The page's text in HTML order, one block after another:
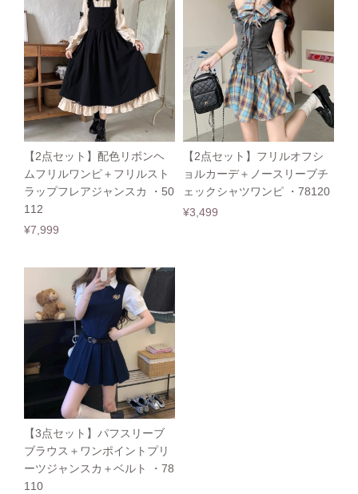
【2点セット】配色リボンヘ
ムフリルワンピ＋フリルスト
ラップフレアジャンスカ ・50
112
¥7,999
【2点セット】フリルオフシ
ョルカーデ＋ノースリーブチ
ェックシャツワンピ ・78120
¥3,499
【3点セット】パフスリーブ
ブラウス＋ワンポイントプリ
ーツジャンスカ＋ベルト ・78
110